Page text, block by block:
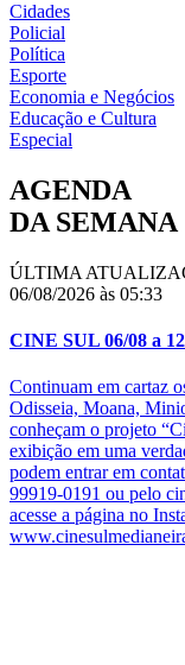
Cidades
Policial
Política
Esporte
Economia e Negócios
Educação e Cultura
Especial
AGENDA
DA SEMANA
ÚLTIMA
06/08/2026 às 05:33
CINE SUL 06/08 a
Continuam em cartaz
Odisseia, Moana,
conheçam o projeto
exibição em uma
podem entrar em
99919-0191 ou pelo
acesse a página no